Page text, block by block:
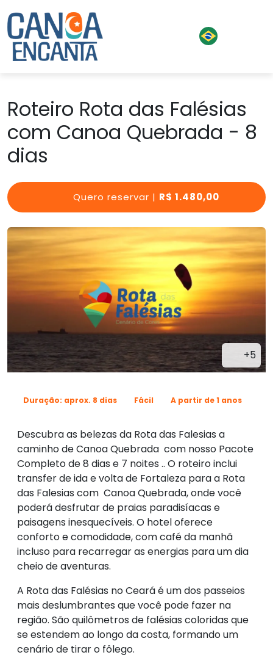
Roteiro Rota das Falésias
com Canoa Quebrada - 8
dias
Quero reservar | R$ 1.480,00
+5
Duração: aprox. 8 dias Fácil A partir de 1 anos
Descubra as belezas da Rota das Falesias a
caminho de Canoa Quebrada com nosso Pacote
Completo de 8 dias e 7 noites .. O roteiro inclui
transfer de ida e volta de Fortaleza para a Rota
das Falesias com Canoa Quebrada, onde você
poderá desfrutar de praias paradisíacas e
paisagens inesquecíveis. O hotel oferece
conforto e comodidade, com café da manhã
incluso para recarregar as energias para um dia
cheio de aventuras.
A Rota das Falésias no Ceará é um dos passeios
mais deslumbrantes que você pode fazer na
região. São quilômetros de falésias coloridas que
se estendem ao longo da costa, formando um
cenário de tirar o fôlego.